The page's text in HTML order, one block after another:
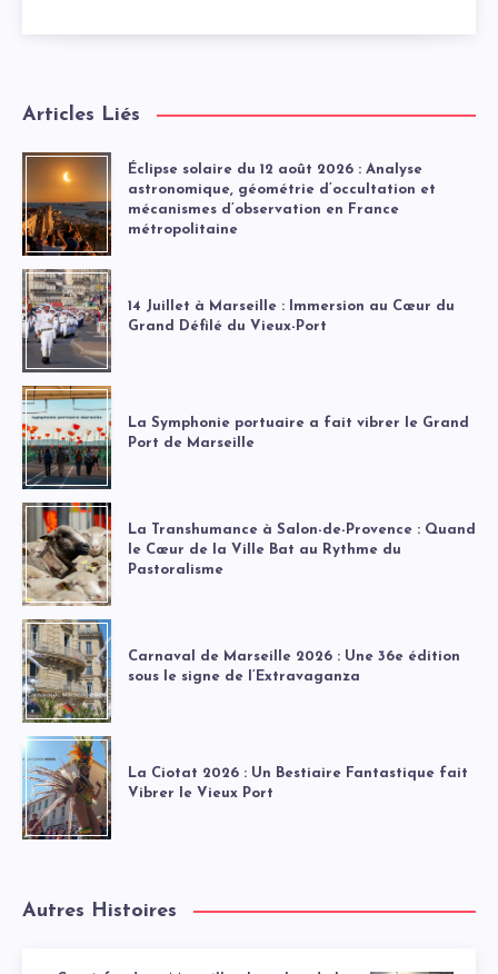
Articles Liés
Éclipse solaire du 12 août 2026 : Analyse
astronomique, géométrie d’occultation et
mécanismes d’observation en France
métropolitaine
14 Juillet à Marseille : Immersion au Cœur du
Grand Défilé du Vieux-Port
La Symphonie portuaire a fait vibrer le Grand
Port de Marseille
La Transhumance à Salon-de-Provence : Quand
le Cœur de la Ville Bat au Rythme du
Pastoralisme
Carnaval de Marseille 2026 : Une 36e édition
sous le signe de l’Extravaganza
La Ciotat 2026 : Un Bestiaire Fantastique fait
Vibrer le Vieux Port
Autres Histoires